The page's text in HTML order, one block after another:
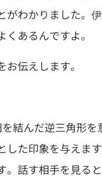
わかりました。
あるんですよ。
伝えします。
結んだ逆三角形
た印象を与えま
話す相手を見る